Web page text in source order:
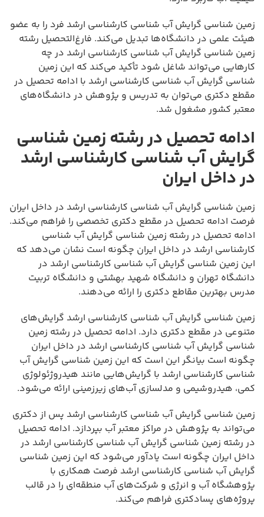
زمین شناسی گرایش آب شناسی کارشناسی ارشد فرد را به عضو
هیئت علمی در دانشگاه‌ها تبدیل می‌کند. فارغ‌التحصیل رشته
زمین شناسی گرایش آب شناسی کارشناسی ارشد در چه
کارهایی می‌تواند شاغل شود تأکید می‌کند که این زمین
شناسی گرایش آب شناسی کارشناسی ارشد با ادامه تحصیل در
مقطع دکتری می‌توان به تدریس و پژوهش در دانشگاه‌های
معتبر کشور مشغول شد.
ادامه تحصیل در رشته زمین شناسی
گرایش آب شناسی کارشناسی ارشد
در داخل ایران
زمین شناسی گرایش آب شناسی کارشناسی ارشد در داخل ایران
فرصت ادامه تحصیل در مقطع دکتری تخصصی را فراهم می‌کند.
ادامه تحصیل در رشته زمین شناسی گرایش آب شناسی
کارشناسی ارشد در داخل ایران چگونه است نشان می‌دهد که
این زمین شناسی گرایش آب شناسی کارشناسی ارشد در
دانشگاه تهران و دانشگاه شهید بهشتی و دانشگاه تربیت
مدرس بهترین مقاطع دکتری را ارائه می‌دهند.
زمین شناسی گرایش آب شناسی کارشناسی ارشد گرایش‌های
متنوعی در مقطع دکتری دارد. ادامه تحصیل در رشته زمین
شناسی گرایش آب شناسی کارشناسی ارشد در داخل ایران
چگونه است بیانگر این است که این زمین شناسی گرایش آب
شناسی کارشناسی ارشد با گرایش‌هایی مانند هیدروژئولوژی
کمی، هیدروشیمی و مدلسازی آب‌های زیرزمینی ارائه می‌شود.
زمین شناسی گرایش آب شناسی کارشناسی ارشد پس از دکتری
می‌تواند به پژوهش در مراکز معتبر آب بپردازد. ادامه تحصیل
در رشته زمین شناسی گرایش آب شناسی کارشناسی ارشد در
داخل ایران چگونه است یادآور می‌شود که این زمین شناسی
گرایش آب شناسی کارشناسی ارشد فرصت همکاری با
پژوهشگاه آب و انرژی و شرکت‌های آب منطقه‌ای را در قالب
پروژه‌های پسادکتری فراهم می‌کند.